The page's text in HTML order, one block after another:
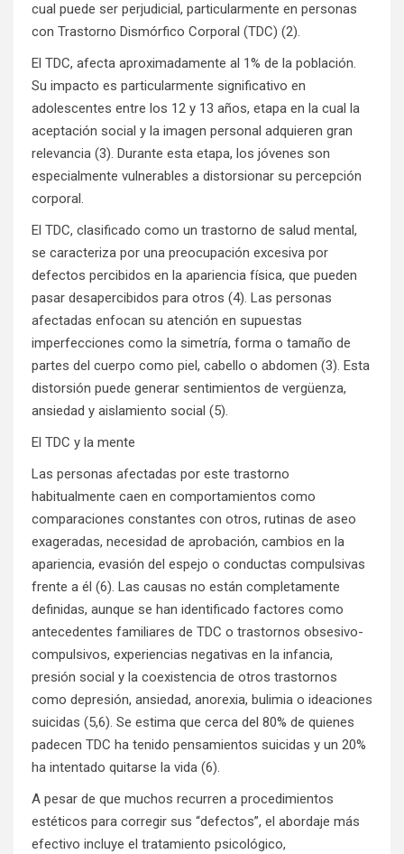
cual puede ser perjudicial, particularmente en personas
con Trastorno Dismórfico Corporal (TDC) (2).
El TDC, afecta aproximadamente al 1% de la población.
Su impacto es particularmente significativo en
adolescentes entre los 12 y 13 años, etapa en la cual la
aceptación social y la imagen personal adquieren gran
relevancia (3). Durante esta etapa, los jóvenes son
especialmente vulnerables a distorsionar su percepción
corporal.
El TDC, clasificado como un trastorno de salud mental,
se caracteriza por una preocupación excesiva por
defectos percibidos en la apariencia física, que pueden
pasar desapercibidos para otros (4). Las personas
afectadas enfocan su atención en supuestas
imperfecciones como la simetría, forma o tamaño de
partes del cuerpo como piel, cabello o abdomen (3). Esta
distorsión puede generar sentimientos de vergüenza,
ansiedad y aislamiento social (5).
El TDC y la mente
Las personas afectadas por este trastorno
habitualmente caen en comportamientos como
comparaciones constantes con otros, rutinas de aseo
exageradas, necesidad de aprobación, cambios en la
apariencia, evasión del espejo o conductas compulsivas
frente a él (6). Las causas no están completamente
definidas, aunque se han identificado factores como
antecedentes familiares de TDC o trastornos obsesivo-
compulsivos, experiencias negativas en la infancia,
presión social y la coexistencia de otros trastornos
como depresión, ansiedad, anorexia, bulimia o ideaciones
suicidas (5,6). Se estima que cerca del 80% de quienes
padecen TDC ha tenido pensamientos suicidas y un 20%
ha intentado quitarse la vida (6).
A pesar de que muchos recurren a procedimientos
estéticos para corregir sus “defectos”, el abordaje más
efectivo incluye el tratamiento psicológico,